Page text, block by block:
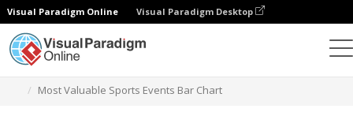
Visual Paradigm Online Visual Paradigm Desktop
Most Valuable Sports Events Bar Chart